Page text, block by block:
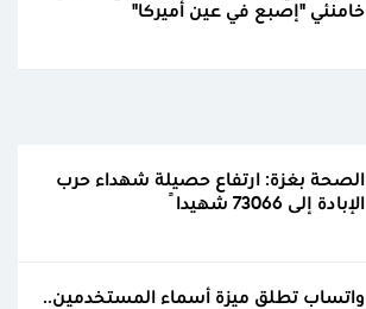
خامنئي "إصبع في عين أميركا"
الصحة بغزة: ارتفاع حصيلة شهداء حرب
الإبادة إلى 73066 شهيداً
واتساب تطلق ميزة أسماء المستخدمين..